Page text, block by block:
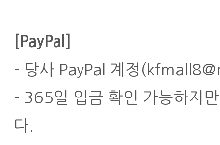
[PayPal]
- 당사 PayPal 계정
- 365일 입금 확인 가능하지
다.